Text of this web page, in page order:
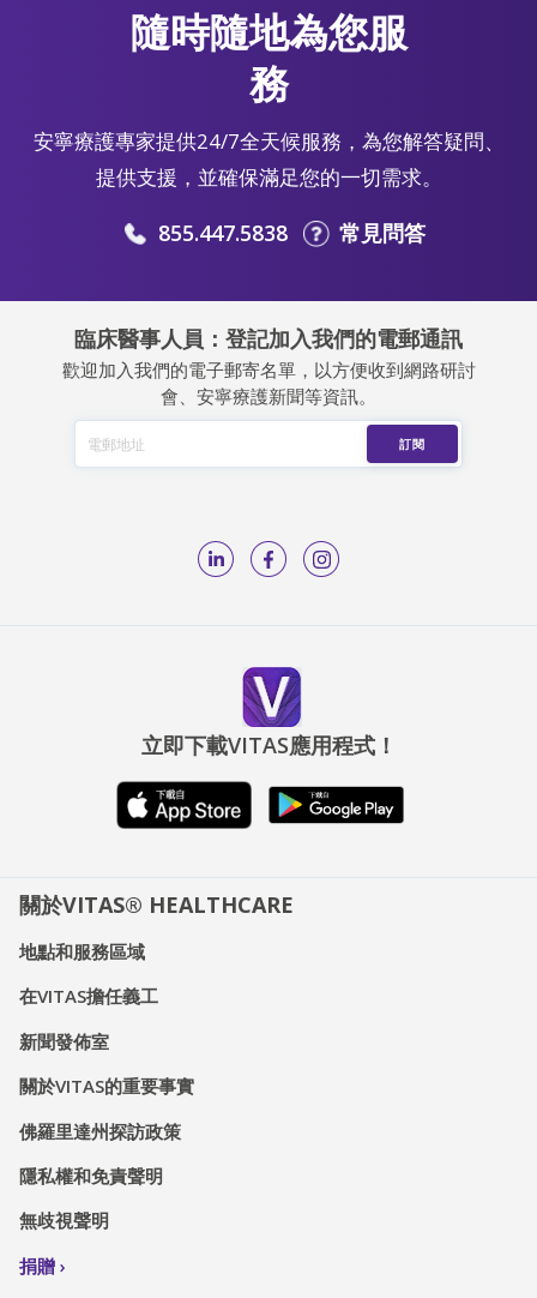
隨時隨地為您服
務
安寧療護專家提供24/7全天候服務，為您解答疑問、
提供支援，並確保滿足您的一切需求。
855.447.5838 常見問答
臨床醫事人員：登記加入我們的電郵通訊
歡迎加入我們的電子郵寄名單，以方便收到網路研討
會、安寧療護新聞等資訊。
立即下載VITAS應用程式！
關於VITAS® HEALTHCARE
地點和服務區域
在VITAS擔任義工
新聞發佈室
關於VITAS的重要事實
佛羅里達州探訪政策
隱私權和免責聲明
無歧視聲明
捐贈